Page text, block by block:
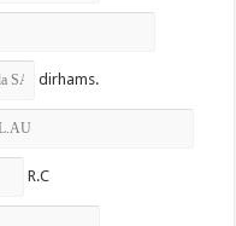
dirhams.
R.C